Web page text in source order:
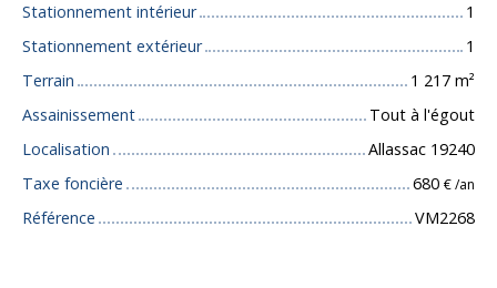
Stationnement intérieur
1
Stationnement extérieur
1
Terrain
1 217 m²
Assainissement
Tout à l'égout
Localisation
Allassac 19240
Taxe foncière
680 € /an
Référence VM2268